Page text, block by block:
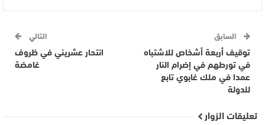
السابق
توقيف أربعة أشخاص للاشتباه
في تورطهم في إضرام النار
عمدا في ملك غابوي تابع
للدولة
التالي
انتحار عشريني في ظروف
غامضة
تعليقات الزوار